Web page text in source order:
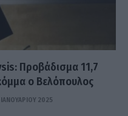
Προβάδισμα 11,7
ο Βελόπουλος
ΙΑΝΟΥΑΡΊΟΥ 2025